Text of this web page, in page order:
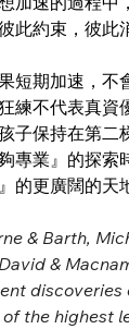
此約束，彼此
短期加速，不
練不代表真資
子保持在第二
專業』的探索
的更廣闊的天
& Barth,
&
discoveries
the highest